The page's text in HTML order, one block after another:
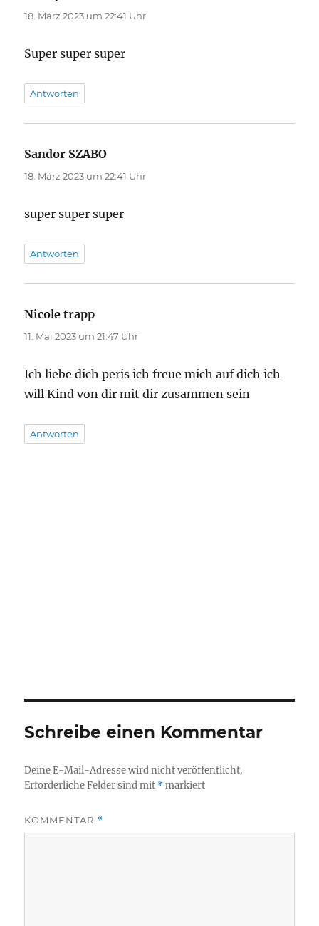
18. März 2023 um 22:41 Uhr
Super super super
Antworten
Sandor SZABO
18. März 2023 um 22:41 Uhr
super super super
Antworten
Nicole trapp
11. Mai 2023 um 21:47 Uhr
Ich liebe dich peris ich freue mich auf dich ich
will Kind von dir mit dir zusammen sein
Antworten
Schreibe einen Kommentar
Deine E-Mail-Adresse wird nicht veröffentlicht.
Erforderliche Felder sind mit *markiert
KOMMENTAR *